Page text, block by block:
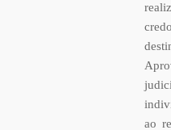
ao